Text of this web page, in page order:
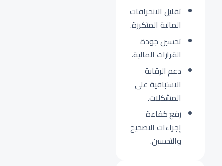
تقليل الانحرافات
المالية المتكررة.
تحسين جودة
القرارات المالية.
دعم الرقابة
الاستباقية على
المشكلات.
رفع كفاءة
إجراءات التصحيح
والتحسين.